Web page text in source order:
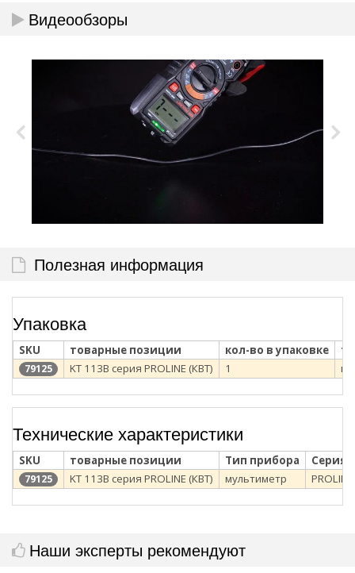
Видеообзоры
Полезная информация
Упаковка
SKU товарные позиции кол-во в упаковке
79125 KT 113B серия PROLINE (КВТ) 1
Технические характеристики
SKU товарные позиции Тип прибора Серия
79125 KT 113B серия PROLINE (КВТ) мультиметр PROLINE
Наши эксперты рекомендуют